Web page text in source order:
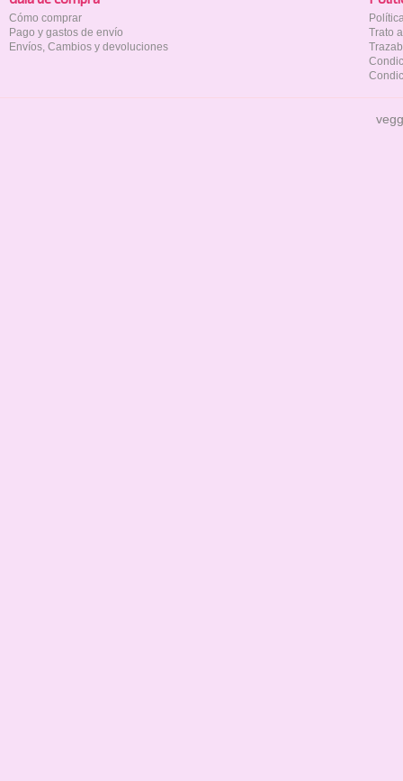
Cómo comprar
Pago y gastos de envío
Envíos, Cambios y devoluciones
Trato